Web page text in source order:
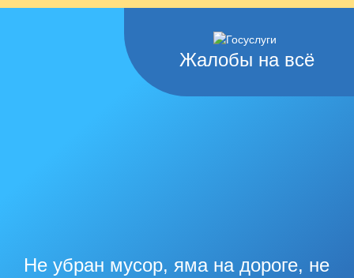
Жалобы на всё
Не убран мусор, яма на дороге, не